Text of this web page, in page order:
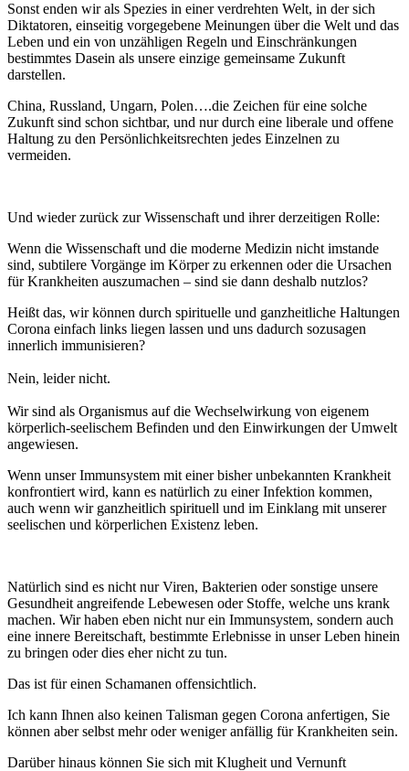
Sonst enden wir als Spezies in einer verdrehten Welt, in der sich
Diktatoren, einseitig vorgegebene Meinungen über die Welt und das
Leben und ein von unzähligen Regeln und Einschränkungen
bestimmtes Dasein als unsere einzige gemeinsame Zukunft
darstellen.
China, Russland, Ungarn, Polen….die Zeichen für eine solche
Zukunft sind schon sichtbar, und nur durch eine liberale und offene
Haltung zu den Persönlichkeitsrechten jedes Einzelnen zu
vermeiden.
Und wieder zurück zur Wissenschaft und ihrer derzeitigen Rolle:
Wenn die Wissenschaft und die moderne Medizin nicht imstande
sind, subtilere Vorgänge im Körper zu erkennen oder die Ursachen
für Krankheiten auszumachen – sind sie dann deshalb nutzlos?
Heißt das, wir können durch spirituelle und ganzheitliche Haltungen
Corona einfach links liegen lassen und uns dadurch sozusagen
innerlich immunisieren?
Nein, leider nicht.
Wir sind als Organismus auf die Wechselwirkung von eigenem
körperlich-seelischem Befinden und den Einwirkungen der Umwelt
angewiesen.
Wenn unser Immunsystem mit einer bisher unbekannten Krankheit
konfrontiert wird, kann es natürlich zu einer Infektion kommen,
auch wenn wir ganzheitlich spirituell und im Einklang mit unserer
seelischen und körperlichen Existenz leben.
Natürlich sind es nicht nur Viren, Bakterien oder sonstige unsere
Gesundheit angreifende Lebewesen oder Stoffe, welche uns krank
machen. Wir haben eben nicht nur ein Immunsystem, sondern auch
eine innere Bereitschaft, bestimmte Erlebnisse in unser Leben hinein
zu bringen oder dies eher nicht zu tun.
Das ist für einen Schamanen offensichtlich.
Ich kann Ihnen also keinen Talisman gegen Corona anfertigen, Sie
können aber selbst mehr oder weniger anfällig für Krankheiten sein.
Darüber hinaus können Sie sich mit Klugheit und Vernunft